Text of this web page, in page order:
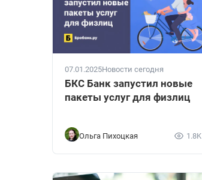
07.01.2025Новости сегодня
БКС Банк запустил новые
пакеты услуг для физлиц
Ольга Пихоцкая 1.8K